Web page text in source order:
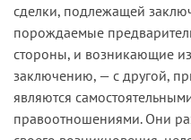
сделки, подлежащей
порождаемые
стороны, и возникающие
заключению, — с другой,
являются
правоотношениями. Они